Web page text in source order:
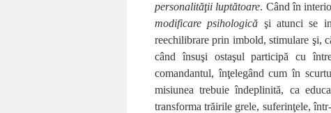
personalităţii luptătoare. Când în
modificare psihologică şi atunci se
reechilibrare prin imbold, stimulare şi,
când însuşi ostaşul participă cu
comandantul, înţelegând cum în
misiunea trebuie îndeplinită, ca
transforma trăirile grele, suferinţele,